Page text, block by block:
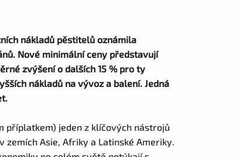
nákladů pěstitelů oznámila
Nové minimální ceny představují
zvýšení o dalších 15 % pro ty
nákladů na vývoz a balení. Jedná
příplatkem) jeden z klíčových nástrojů
Asie, Afriky a Latinské Ameriky.